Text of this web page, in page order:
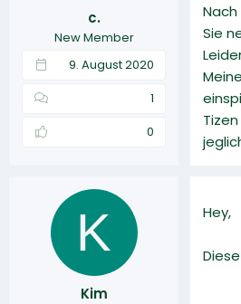
m
c.
New Member
9. August 2020
1
0
Nach
Sie
K
Kim
Hey,